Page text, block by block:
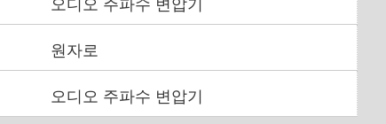
원자로
오디오 주파수 변압기